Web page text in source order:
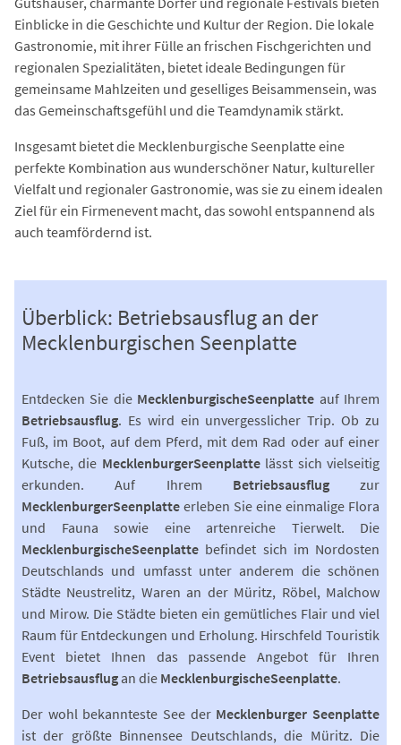
Einblicke in die Geschichte und Kultur der Region. Die lokale
Gastronomie, mit ihrer Fülle an frischen Fischgerichten und
regionalen Spezialitäten, bietet ideale Bedingungen für
gemeinsame Mahlzeiten und geselliges Beisammensein, was
das Gemeinschaftsgefühl und die Teamdynamik stärkt.
Insgesamt bietet die Mecklenburgische Seenplatte eine
perfekte Kombination aus wunderschöner Natur, kultureller
Vielfalt und regionaler Gastronomie, was sie zu einem idealen
Ziel für ein Firmenevent macht, das sowohl entspannend als
auch teamfördernd ist.
Überblick: Betriebsausflug an der
Mecklenburgischen Seenplatte
Entdecken Sie die MecklenburgischeSeenplatte auf Ihrem
Betriebsausflug. Es wird ein unvergesslicher Trip. Ob zu
Fuß, im Boot, auf dem Pferd, mit dem Rad oder auf einer
Kutsche, die MecklenburgerSeenplattelässt sich vielseitig
erkunden. Auf Ihrem Betriebsausflugzur
MecklenburgerSeenplatte erleben Sie eine einmalige Flora
und Fauna sowie eine artenreiche Tierwelt. Die
MecklenburgischeSeenplatte befindet sich im Nordosten
Deutschlands und umfasst unter anderem die schönen
Städte Neustrelitz, Waren an der Müritz, Röbel, Malchow
und Mirow. Die Städte bieten ein gemütliches Flair und viel
Raum für Entdeckungen und Erholung. Hirschfeld Touristik
Event bietet Ihnen das passende Angebot für Ihren
Betriebsausflug an die MecklenburgischeSeenplatte.
Der wohl bekannteste See der Mecklenburger Seenplatte
ist der größte Binnensee Deutschlands, die Müritz. Die